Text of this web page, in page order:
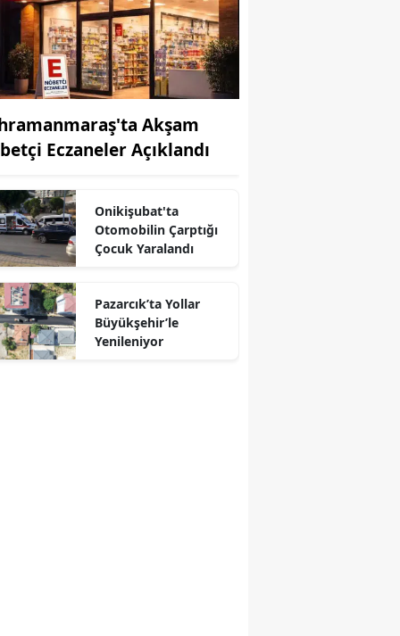
Akşam
Eczaneler Açıklandı
Onikişubat'ta
Otomobilin Çarptığı
Çocuk Yaralandı
Pazarcık’ta Yollar
Büyükşehir’le
Yenileniyor